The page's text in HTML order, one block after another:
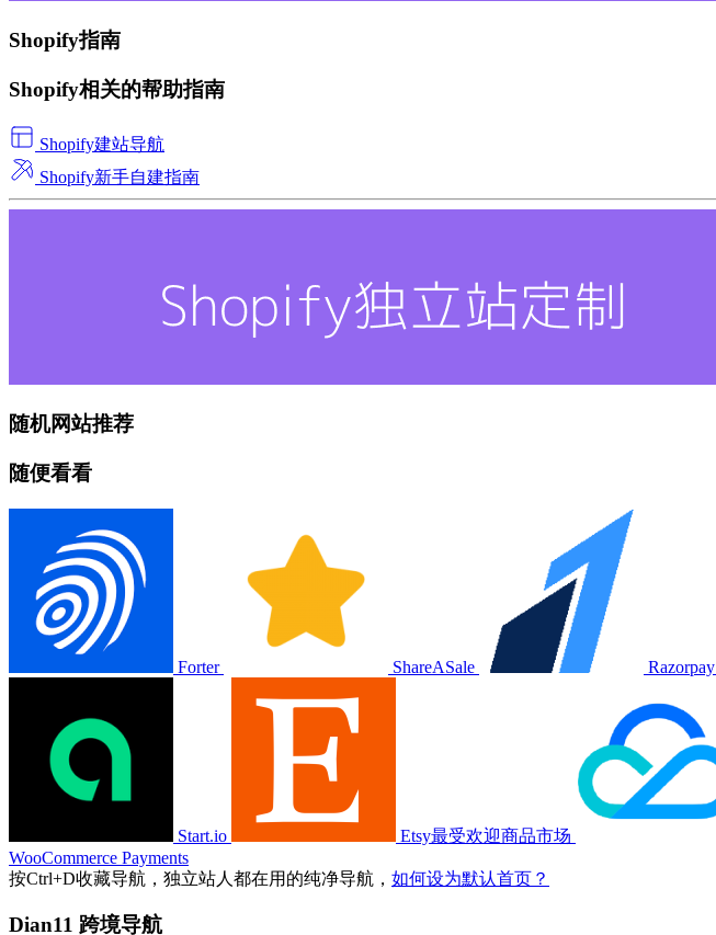
Shopify指南
Shopify相关的帮助指南
Shopify建站导航
Shopify新手自建指南
随机网站推荐
随便看看
Forter ShareASale Razorpay
Start.io Etsy最受欢迎商品市场
WooCommerce Payments
按Ctrl+D收藏导航，独立站人都在用的纯净导航， 如何设为默认首页？
Dian11 跨境导航